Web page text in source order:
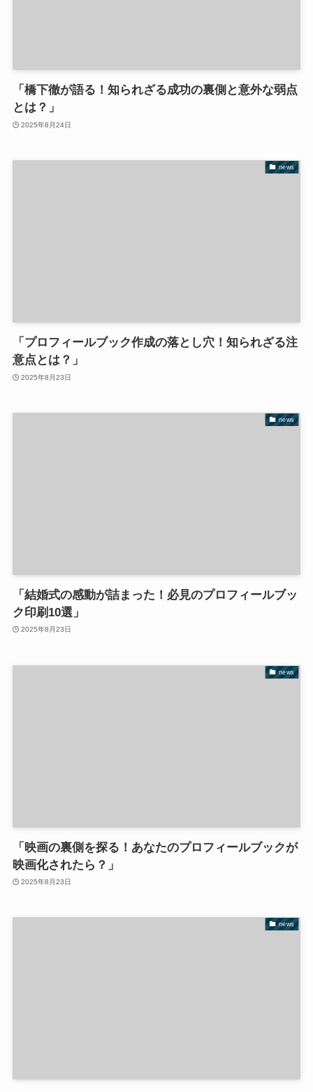
「橋下徹が語る！知られざる成功の裏側と意外な弱点
とは？」
2025年8月24日
news
「プロフィールブック作成の落とし穴！知られざる注
意点とは？」
2025年8月23日
news
「結婚式の感動が詰まった！必見のプロフィールブッ
ク印刷10選」
2025年8月23日
news
「映画の裏側を探る！あなたのプロフィールブックが
映画化されたら？」
2025年8月23日
news